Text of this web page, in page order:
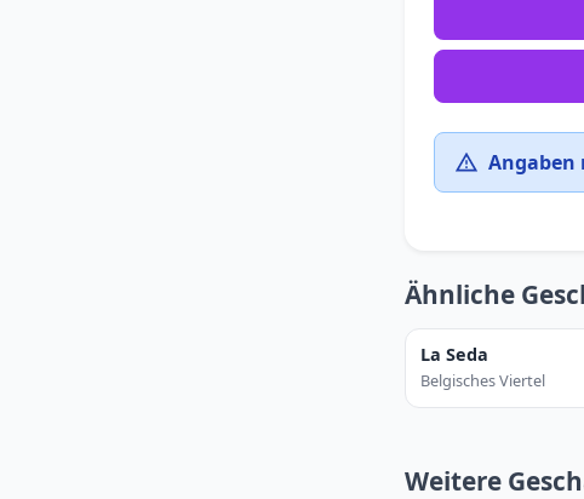
Ähnliche
La Seda
Belgisches Viertel
Weitere